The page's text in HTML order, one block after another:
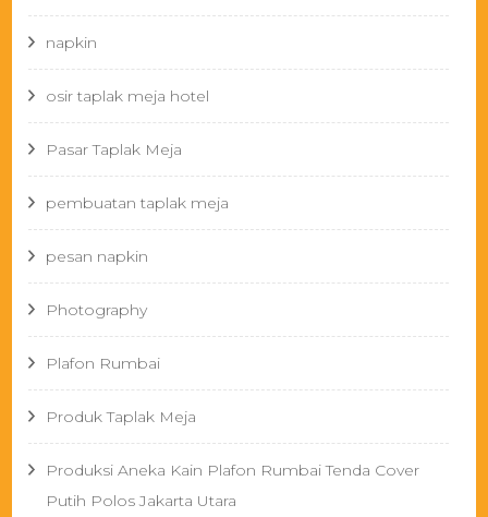
napkin
osir taplak meja hotel
Pasar Taplak Meja
pembuatan taplak meja
pesan napkin
Photography
Plafon Rumbai
Produk Taplak Meja
Produksi Aneka Kain Plafon Rumbai Tenda Cover
Putih Polos Jakarta Utara